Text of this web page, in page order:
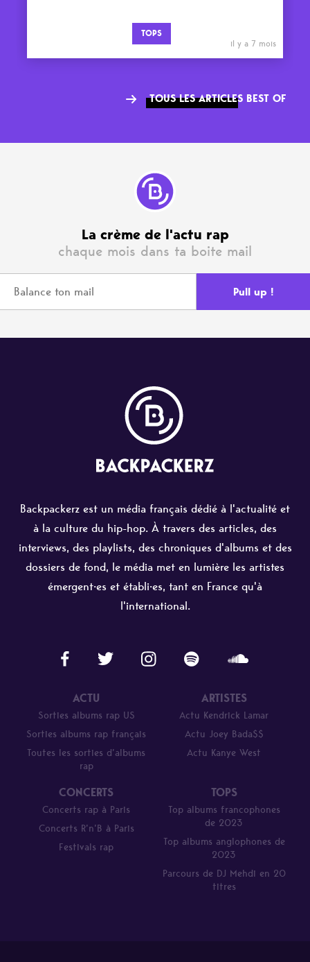
TOPS
il y a 7 mois
TOUS LES ARTICLES BEST OF
La crème de l'actu rap
chaque mois dans ta boite mail
Backpackerz est un média français dédié à l'actualité et
à la culture du hip-hop. À travers des articles, des
interviews, des playlists, des chroniques d'albums et des
dossiers de fond, le média met en lumière les artistes
émergent·es et établi·es, tant en France qu'à
l'international.
ACTU
Sorties albums rap US
Sorties albums rap français
Toutes les sorties d’albums
rap
ARTISTES
Actu Kendrick Lamar
Actu Joey Bada$$
Actu Kanye West
CONCERTS
Concerts rap à Paris
Concerts R’n’B à Paris
Festivals rap
TOPS
Top albums francophones
de 2023
Top albums anglophones de
2023
Parcours de DJ Mehdi en 20
titres